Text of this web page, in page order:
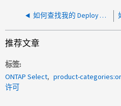
如何查找我的 Deploy 安装的版本号
推荐文章
标签
ONTAP Select
product-
许可